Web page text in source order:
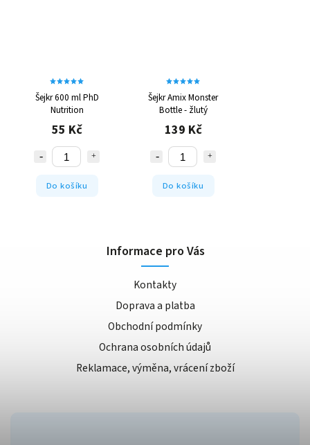
Šejkr 600 ml PhD
Nutrition
55 Kč
Do košíku
Šejkr Amix Monster
Bottle - žlutý
139 Kč
Do košíku
Informace pro Vás
Kontakty
Doprava a platba
Obchodní podmínky
Ochrana osobních údajů
Reklamace, výměna, vrácení zboží